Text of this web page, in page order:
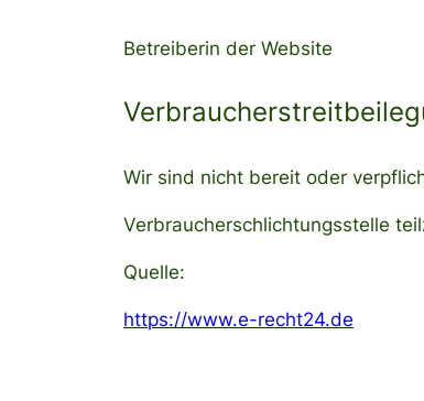
Betreiberin der Website
Wir sind nicht bereit oder
Verbraucherschlichtungsstelle
Quelle:
https://www.e-recht24.de